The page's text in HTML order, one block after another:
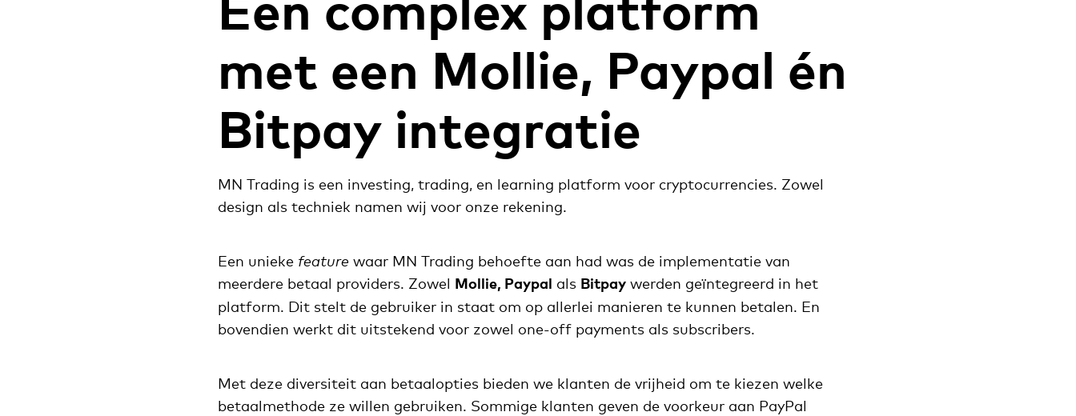
met een Mollie, Paypal én
Bitpay integratie
MN Trading is een investing, trading, en learning platform voor cryptocurrencies. Zowel
design als techniek namen wij voor onze rekening.
Een unieke feature waar MN Trading behoefte aan had was de implementatie van
meerdere betaal providers. Zowel Mollie, Paypal als Bitpay werden geïntegreerd in het
platform. Dit stelt de gebruiker in staat om op allerlei manieren te kunnen betalen. En
bovendien werkt dit uitstekend voor zowel one-off payments als subscribers.
Met deze diversiteit aan betaalopties bieden we klanten de vrijheid om te kiezen welke
betaalmethode ze willen gebruiken. Sommige klanten geven de voorkeur aan PayPal